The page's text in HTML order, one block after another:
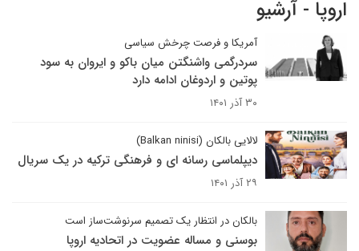
اروپا - آرشیو
آمریکا و فرصت چرخش سیاسی
سردرگمی واشنگتن میان باکو و ایروان به سود
پوتین و اردوغان ادامه دارد
۳۰ آذر ۱۴۰۱
لالایی بالکان (Balkan ninisi)
دیپلماسی رسانه ای و فرهنگی ترکیه در یک سریال
۲۹ آذر ۱۴۰۱
بالکان در انتظار یک تصمیم سرنوشت‌ساز است
بوسنی و مساله عضویت در اتحادیه اروپا